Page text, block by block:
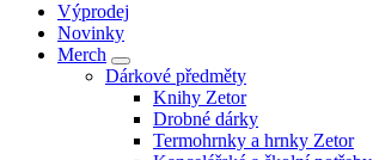
Výprodej
Novinky
Merch
Dárkové předměty
Knihy Zetor
Drobné dárky
Termohrnky a hrnky Zetor